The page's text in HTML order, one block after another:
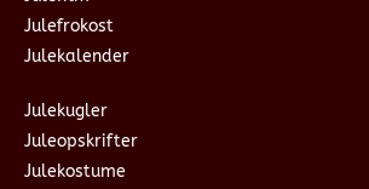
Julefrokost
Julekalender
Julekugler
Juleopskrifter
Julekostume